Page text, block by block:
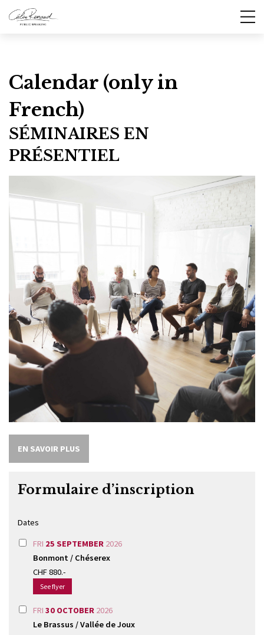
Calendar (only in
French)
SÉMINAIRES EN
PRÉSENTIEL
EN SAVOIR PLUS
Formulaire d’inscription
Dates
FRI 25 SEPTEMBER 2026
Bonmont / Chéserex
CHF 880.-
See flyer
FRI 30 OCTOBER 2026
Le Brassus / Vallée de Joux